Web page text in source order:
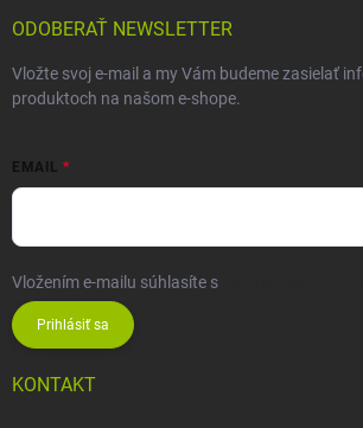
ODOBERAŤ NEWSLETTER
Vložte svoj e-mail a my Vám budeme zasielať
produktoch na našom e-shope.
EMAIL
Vložením e-mailu súhlasíte s
Prihlásiť sa
KONTAKT